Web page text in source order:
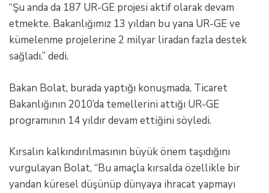
“Şu anda da 187 UR-GE projesi aktif olarak devam
etmekte. Bakanlığımız 13 yıldan bu yana UR-GE ve
kümelenme projelerine 2 milyar liradan fazla destek
sağladı.” dedi.
Bakan Bolat, burada yaptığı konuşmada, Ticaret
Bakanlığının 2010’da temellerini attığı UR-GE
programının 14 yıldır devam ettiğini söyledi.
Kırsalın kalkındırılmasının büyük önem taşıdığını
vurgulayan Bolat, “Bu amaçla kırsalda özellikle bir
yandan küresel düşünüp dünyaya ihracat yapmayı